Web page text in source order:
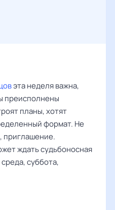
эта неделя важна,
преисполнены
планы, хотят
формат. Не
приглашение.
ждать судьбоносная
суббота,